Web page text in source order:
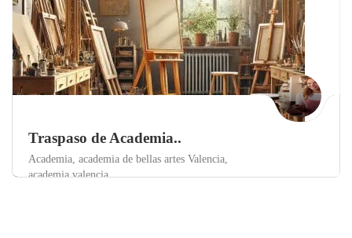
Traspaso de Academia..
Academia, academia de bellas artes Valencia,
academia valencia,